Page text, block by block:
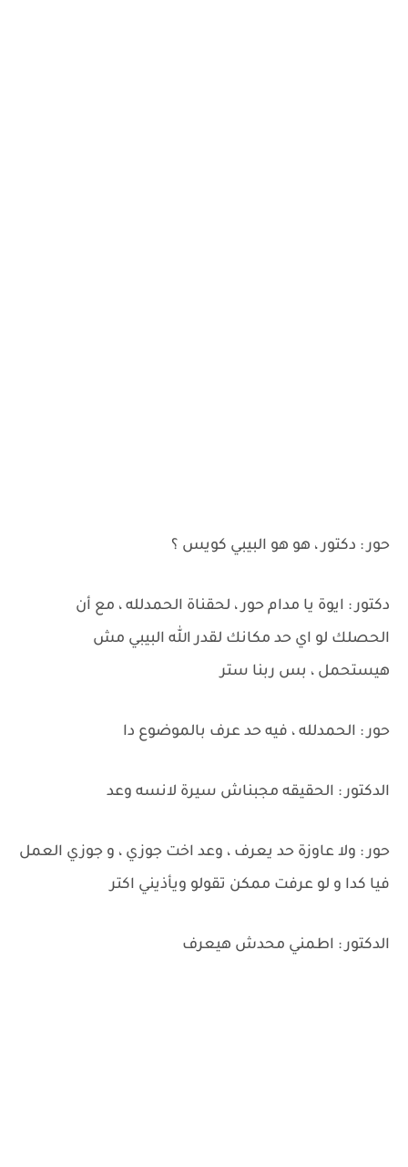
حور : دكتور ، هو هو البيبي كويس ؟
دكتور : ايوة يا مدام حور ، لحقناة الحمدلله ، مع أن
الحصلك لو اي حد مكانك لقدر الله البيبي مش
هيستحمل ، بس ربنا ستر
حور : الحمدلله ، فيه حد عرف بالموضوع دا
الدكتور : الحقيقه مجبناش سيرة لانسه وعد
حور : ولا عاوزة حد يعرف ، وعد اخت جوزي ، و جوزي العمل
فيا كدا و لو عرفت ممكن تقولو ويأذيني اكتر
الدكتور : اطمني محدش هيعرف